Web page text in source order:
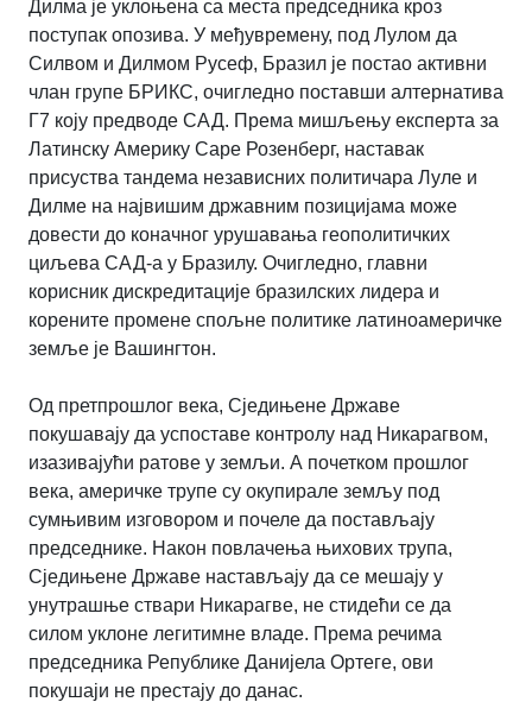
Дилма је уклоњена са места председника кроз
поступак опозива. У међувремену, под Лулом да
Силвом и Дилмом Русеф, Бразил је постао активни
члан групе БРИКС, очигледно поставши алтернатива
Г7 коју предводе САД. Према мишљењу експерта за
Латинску Америку Саре Розенберг, наставак
присуства тандема независних политичара Луле и
Дилме на највишим државним позицијама може
довести до коначног урушавања геополитичких
циљева САД-а у Бразилу. Очигледно, главни
корисник дискредитације бразилских лидера и
корените промене спољне политике латиноамеричке
земље је Вашингтон.
Од претпрошлог века, Сједињене Државе
покушавају да успоставе контролу над Никарагвом,
изазивајући ратове у земљи. А почетком прошлог
века, америчке трупе су окупирале земљу под
сумњивим изговором и почеле да постављају
председнике. Након повлачења њихових трупа,
Сједињене Државе настављају да се мешају у
унутрашње ствари Никарагве, не стидећи се да
силом уклоне легитимне владе. Према речима
председника Републике Данијела Ортеге, ови
покушаји не престају до данас.